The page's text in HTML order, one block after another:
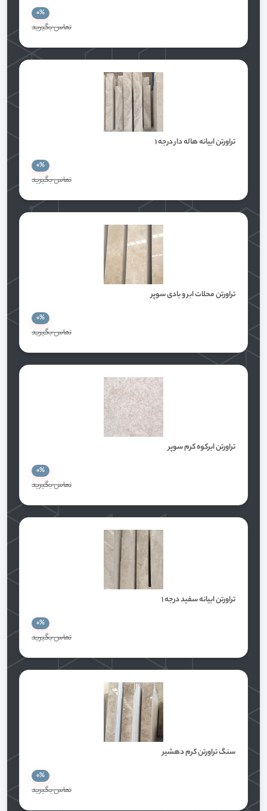
0%
تماس بگيريد
تراورتن ابیانه هاله دار درجه ۱
0%
تماس بگيريد
تراورتن محلات ابر و بادی سوپر
0%
تماس بگيريد
تراورتن ابرکوه کرم سوپر
0%
تماس بگيريد
تراورتن ابیانه سفید درجه ۱
0%
تماس بگيريد
سنگ تراورتن کرم دهشیر
0%
تماس بگيريد